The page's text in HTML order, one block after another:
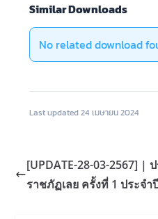
Similar Downloads
No related download
Last updated 24 เมษายน 2024
[UPDATE-28-03-2567]
ราชภัฏเลย ครั้งที่ 1 ประจ